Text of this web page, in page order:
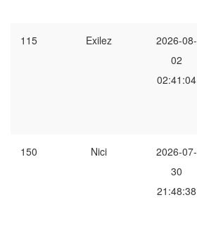
115 Exilez
2026-08-
02
02:41:04
150 Nici
2026-07-
30
21:48:38